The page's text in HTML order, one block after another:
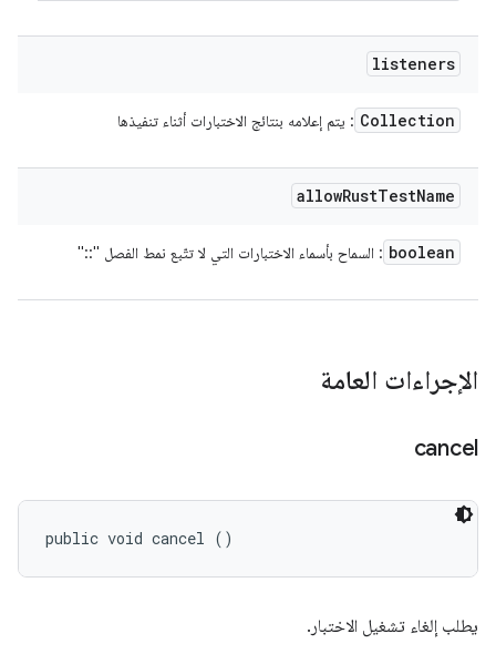
listeners
Collection : يتم إعلامه بنتائج الاختبارات أثناء تنفيذها
allowRustTestName
boolean : السماح بأسماء الاختبارات التي لا تتّبع نمط الفصل "::"
الإجراءات العامة
cancel
public void cancel ()
يطلب إلغاء تشغيل الاختبار.